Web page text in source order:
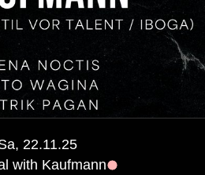
22.11.25
with Kaufmann